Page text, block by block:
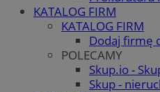
KATALOG FIRM
KATALOG FIRM
Dodaj firmę
POLECAMY
Skup.io -
Skup -